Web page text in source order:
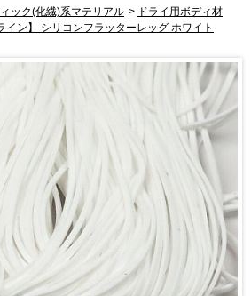
ック(化繊)系マテリアル > ドライ用ボディ材
イン】 シリコンフラッターレッグ ホワイト